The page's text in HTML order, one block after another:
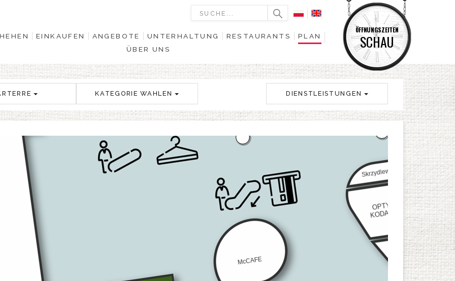
ÖFFNUNGSZEITEN
SCHAU
EINKAUFEN ANGEBOTE UNTERHALTUNG RESTAURANTS
PLAN
ÜBER UNS
KATEGORIE WAHLEN DIENSTLEISTUNGEN